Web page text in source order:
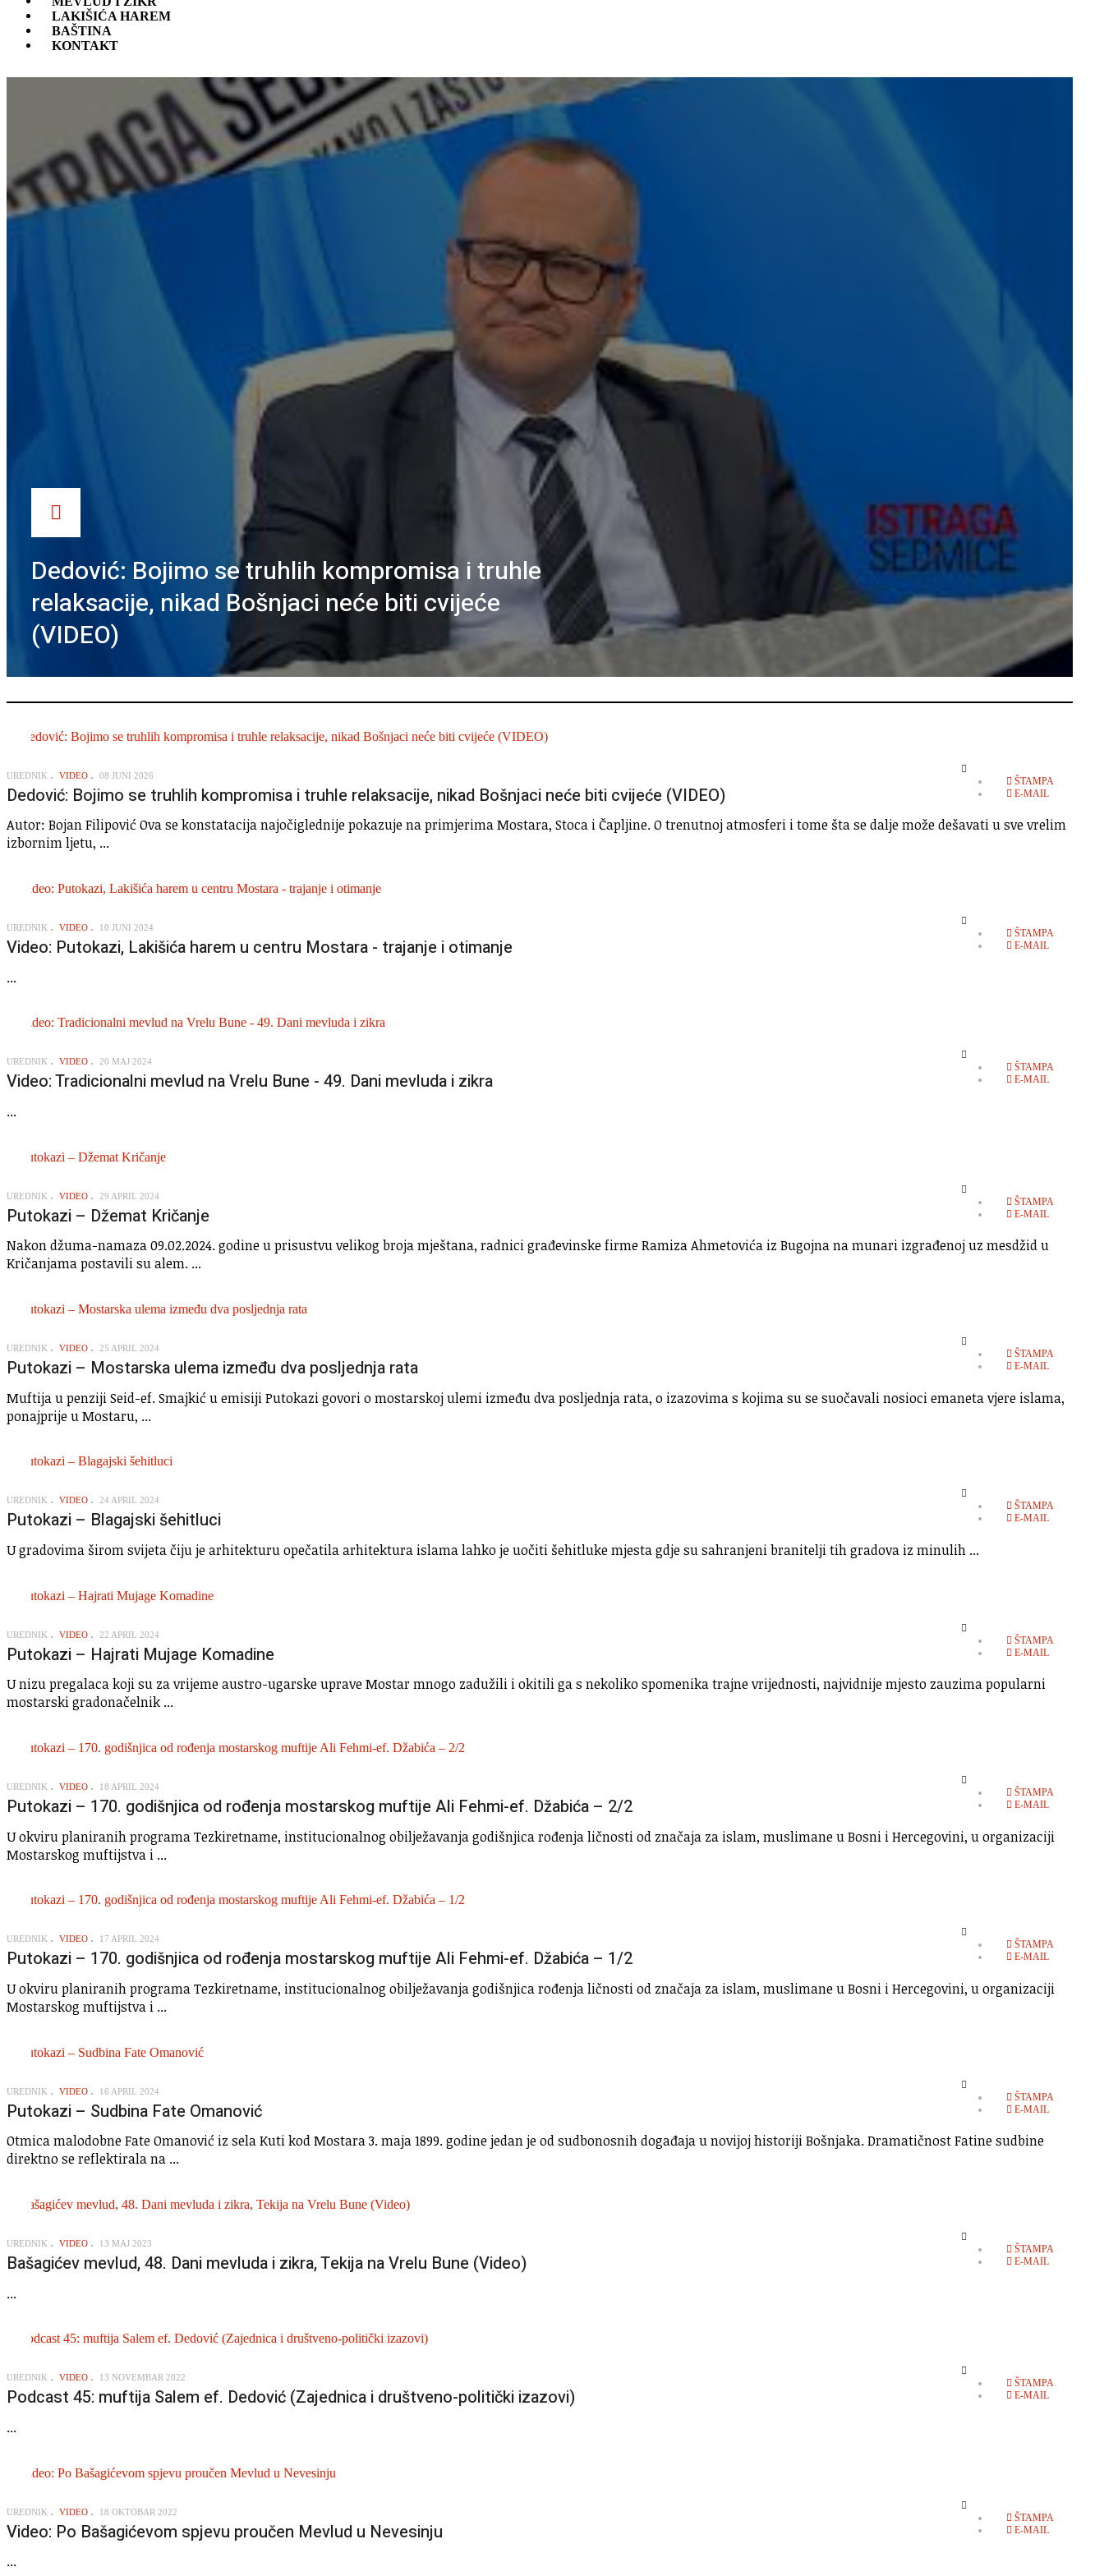
LAKIŠIĆA HAREM
BAŠTINA
KONTAKT
Dedović: Bojimo se truhlih kompromisa i truhle
relaksacije, nikad Bošnjaci neće biti cvijeće
(VIDEO)
UREDNIK VIDEO 08 JUNI 2026
ŠTAMPA
E-MAIL
Dedović: Bojimo se truhlih kompromisa i truhle relaksacije, nikad Bošnjaci neće biti cvijeće (VIDEO)
Autor: Bojan Filipović Ova se konstatacija najočiglednije pokazuje na primjerima Mostara, Stoca i Čapljine. O trenutnoj atmosferi i tome šta se dalje može dešavati u sve vrelim
izbornim ljetu, ...
UREDNIK VIDEO 10 JUNI 2024
ŠTAMPA
E-MAIL
Video: Putokazi, Lakišića harem u centru Mostara - trajanje i otimanje
...
UREDNIK VIDEO 20 MAJ 2024
ŠTAMPA
E-MAIL
Video: Tradicionalni mevlud na Vrelu Bune - 49. Dani mevluda i zikra
...
UREDNIK VIDEO 29 APRIL 2024
ŠTAMPA
E-MAIL
Putokazi – Džemat Kričanje
Nakon džuma-namaza 09.02.2024. godine u prisustvu velikog broja mještana, radnici građevinske firme Ramiza Ahmetovića iz Bugojna na munari izgrađenoj uz mesdžid u
Kričanjama postavili su alem. ...
UREDNIK VIDEO 25 APRIL 2024
ŠTAMPA
E-MAIL
Putokazi – Mostarska ulema između dva posljednja rata
Muftija u penziji Seid-ef. Smajkić u emisiji Putokazi govori o mostarskoj ulemi između dva posljednja rata, o izazovima s kojima su se suočavali nosioci emaneta vjere islama,
ponajprije u Mostaru, ...
UREDNIK VIDEO 24 APRIL 2024
ŠTAMPA
E-MAIL
Putokazi – Blagajski šehitluci
U gradovima širom svijeta čiju je arhitekturu opečatila arhitektura islama lahko je uočiti šehitluke mjesta gdje su sahranjeni branitelji tih gradova iz minulih ...
UREDNIK VIDEO 22 APRIL 2024
ŠTAMPA
E-MAIL
Putokazi – Hajrati Mujage Komadine
U nizu pregalaca koji su za vrijeme austro-ugarske uprave Mostar mnogo zadužili i okitili ga s nekoliko spomenika trajne vrijednosti, najvidnije mjesto zauzima popularni
mostarski gradonačelnik ...
UREDNIK VIDEO 18 APRIL 2024
ŠTAMPA
E-MAIL
Putokazi – 170. godišnjica od rođenja mostarskog muftije Ali Fehmi-ef. Džabića – 2/2
U okviru planiranih programa Tezkiretname, institucionalnog obilježavanja godišnjica rođenja ličnosti od značaja za islam, muslimane u Bosni i Hercegovini, u organizaciji
Mostarskog muftijstva i ...
UREDNIK VIDEO 17 APRIL 2024
ŠTAMPA
E-MAIL
Putokazi – 170. godišnjica od rođenja mostarskog muftije Ali Fehmi-ef. Džabića – 1/2
U okviru planiranih programa Tezkiretname, institucionalnog obilježavanja godišnjica rođenja ličnosti od značaja za islam, muslimane u Bosni i Hercegovini, u organizaciji
Mostarskog muftijstva i ...
UREDNIK VIDEO 16 APRIL 2024
ŠTAMPA
E-MAIL
Putokazi – Sudbina Fate Omanović
Otmica malodobne Fate Omanović iz sela Kuti kod Mostara 3. maja 1899. godine jedan je od sudbonosnih događaja u novijoj historiji Bošnjaka. Dramatičnost Fatine sudbine
direktno se reflektirala na ...
UREDNIK VIDEO 13 MAJ 2023
ŠTAMPA
E-MAIL
Bašagićev mevlud, 48. Dani mevluda i zikra, Tekija na Vrelu Bune (Video)
...
UREDNIK VIDEO 13 NOVEMBAR 2022
ŠTAMPA
E-MAIL
Podcast 45: muftija Salem ef. Dedović (Zajednica i društveno-politički izazovi)
...
UREDNIK VIDEO 18 OKTOBAR 2022
ŠTAMPA
E-MAIL
Video: Po Bašagićevom spjevu proučen Mevlud u Nevesinju
...